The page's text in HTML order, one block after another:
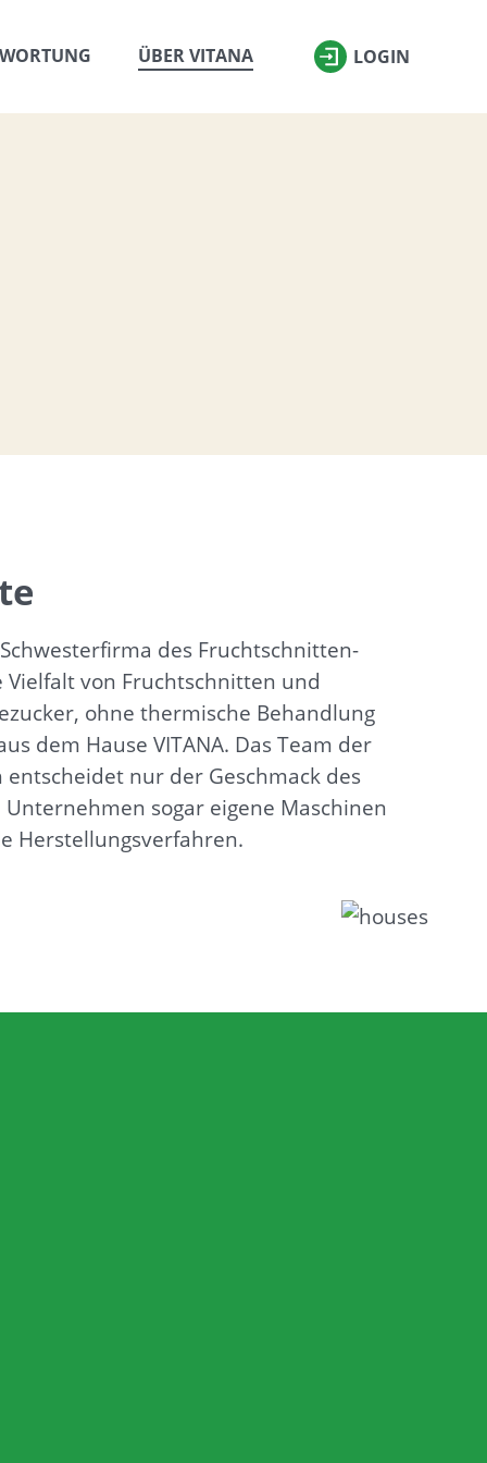
ÜBER VITANA LOGIN
des Fruchtschnitten-
Vielfalt von Fruchtschnitten und
ohne thermische Behandlung
dem Hause VITANA. Das Team der
nur der Geschmack des
sogar eigene Maschinen
Herstellungsverfahren.